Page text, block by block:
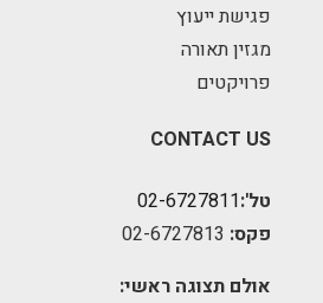
פגישת ייעוץ
מגזין תאורה
פרויקטים
CONTACT US
טל':02-6727811
פקס:
אולם תצוגה ראשי: